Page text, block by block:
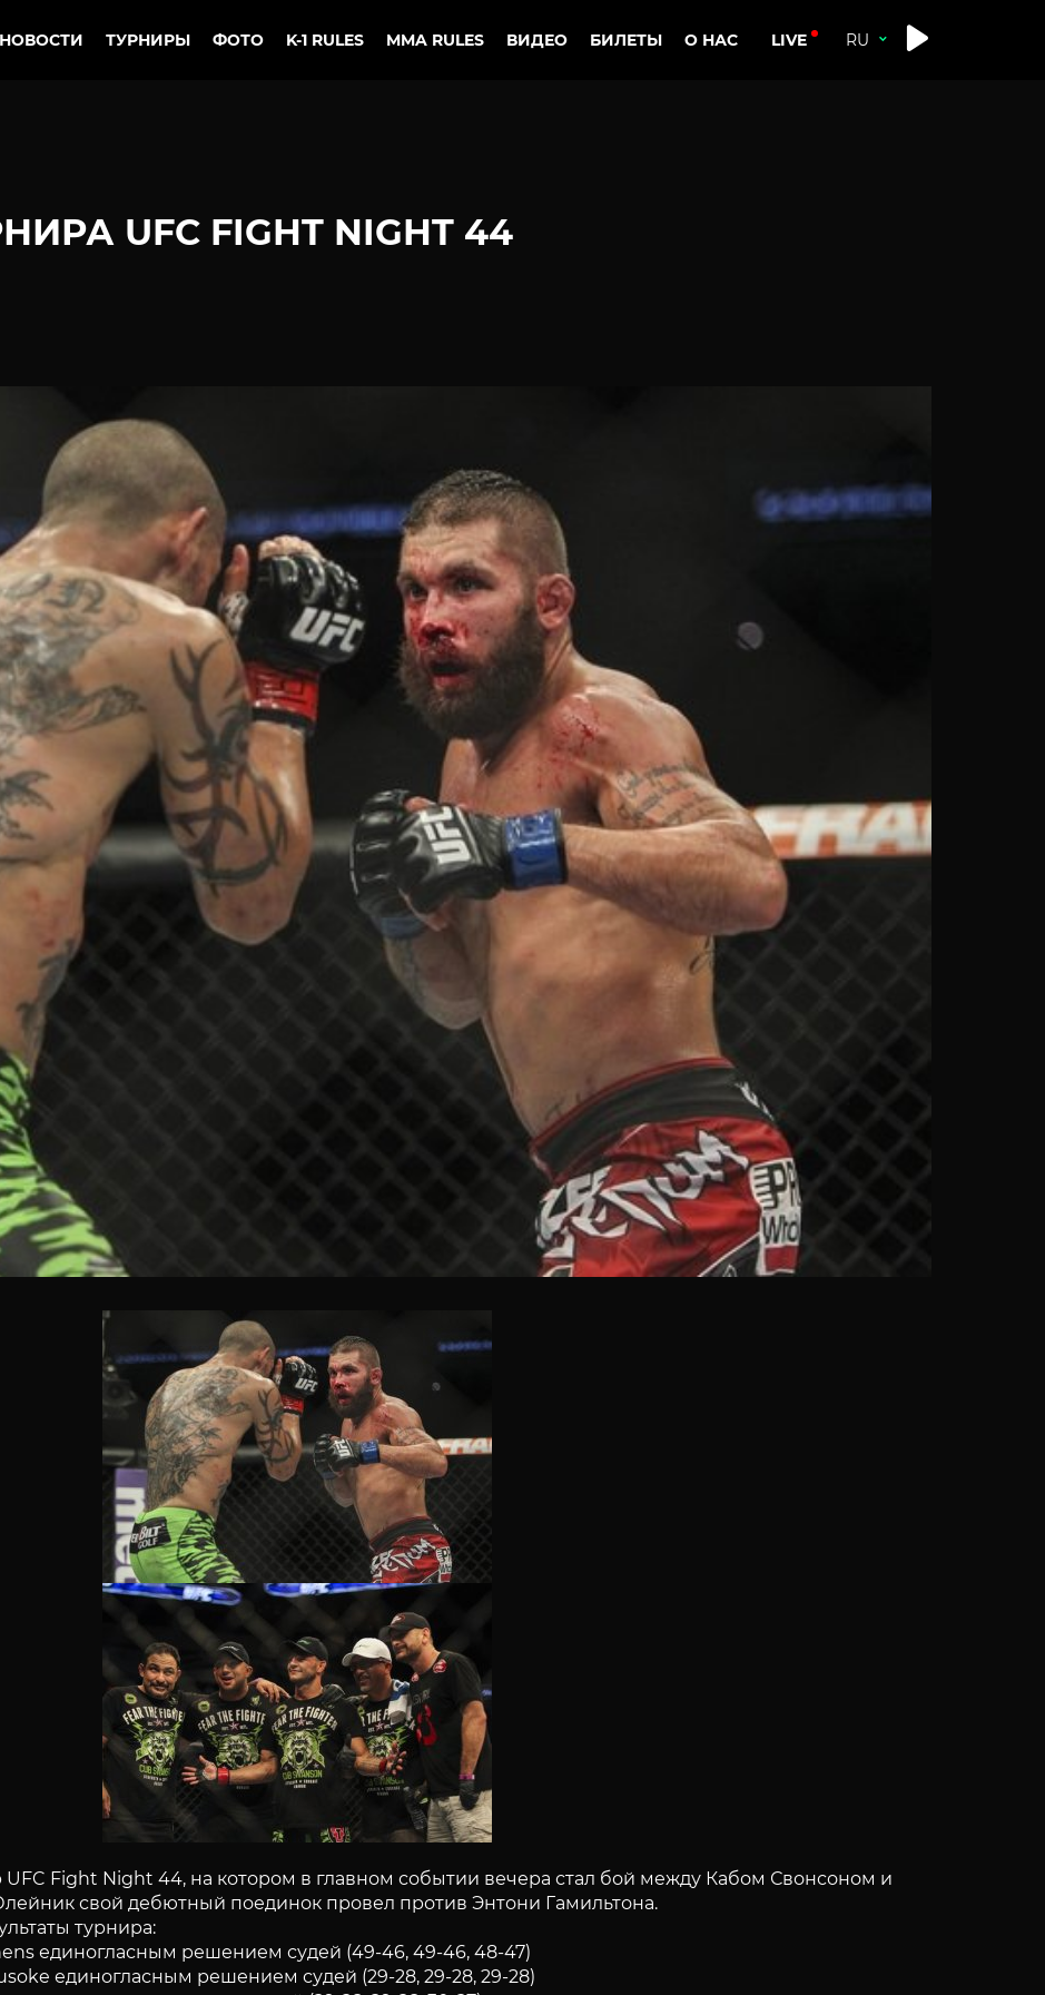
НОВОСТИ ТУРНИРЫ ФОТО K-1 RULES MMA RULES ВИДЕО БИЛЕТЫ О НАС LIVE
UFC FIGHT NIGHT 44
UFC Fight Night 44, на котором в главном событии вечера стал бой между Кабом Свонсоном и
свой дебютный поединок провел против Энтони Гамильтона.
турнира:
единогласным решением судей (49-46, 49-46, 48-47)
единогласным решением судей (29-28, 29-28, 29-28)